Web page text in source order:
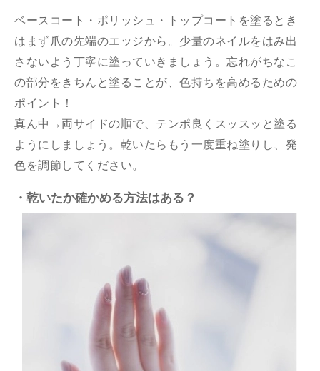
ベースコート・ポリッシュ・トップコートを塗るとき
はまず爪の先端のエッジから。少量のネイルをはみ出
さないよう丁寧に塗っていきましょう。忘れがちなこ
の部分をきちんと塗ることが、色持ちを高めるための
ポイント！
真ん中→両サイドの順で、テンポ良くスッスッと塗る
ようにしましょう。乾いたらもう一度重ね塗りし、発
色を調節してください。
・乾いたか確かめる方法はある？